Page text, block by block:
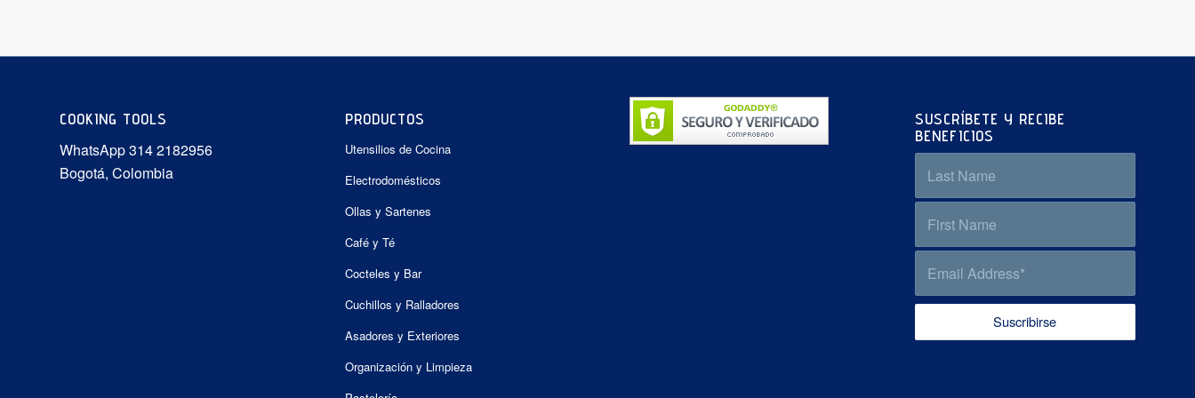
COOKING TOOLS
WhatsApp 314 2182956
Bogotá, Colombia
PRODUCTOS
Utensilios de Cocina
Electrodomésticos
Ollas y Sartenes
Café y Té
Cocteles y Bar
Cuchillos y Ralladores
Asadores y Exteriores
Organización y Limpieza
SUSCRÍBETE Y RECIBE
BENEFICIOS